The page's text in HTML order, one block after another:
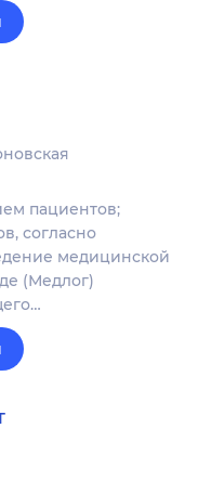
пациентов;
согласно
медицинской
(Медлог)